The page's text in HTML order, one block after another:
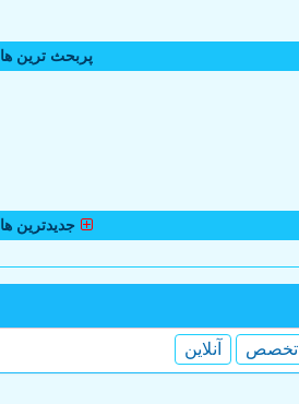
پربحث ترین ها
جدیدترین ها
تخصص آنلاین